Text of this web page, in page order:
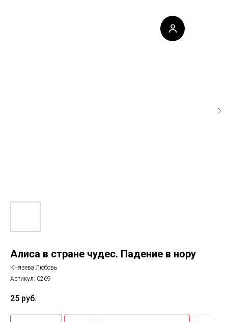
Алиса в стране чудес. Падение в нору
Князева Любовь
Артикул: 0269
25 руб.